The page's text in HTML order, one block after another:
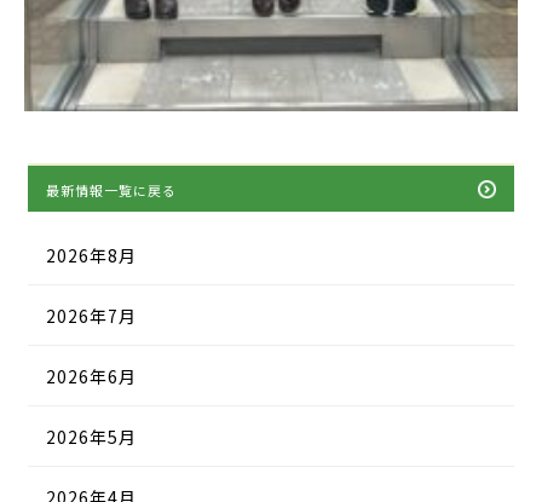
最新情報一覧に戻る
2026年8月
2026年7月
2026年6月
2026年5月
2026年4月